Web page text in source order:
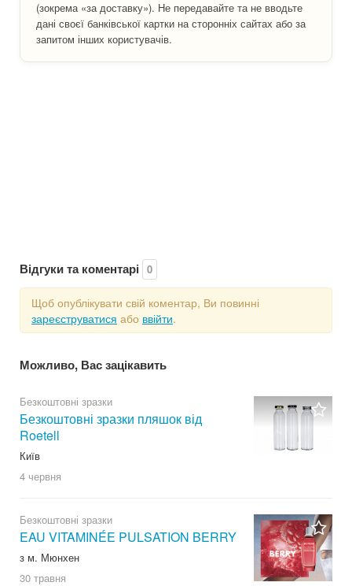
(зокрема «за доставку»). Не передавайте та не вводьте
дані своєї банківської картки на сторонніх сайтах або за
запитом інших користувачів.
Відгуки та коментарі 0
Щоб опублікувати свій коментар, Ви повинні
зареєструватися або ввійти.
Можливо, Вас зацікавить
Безкоштовні зразки
Безкоштовні зразки пляшок від
Roetell
Київ
4 червня
Безкоштовні зразки
EAU VITAMINÉE PULSATION BERRY
з м. Мюнхен
30 травня